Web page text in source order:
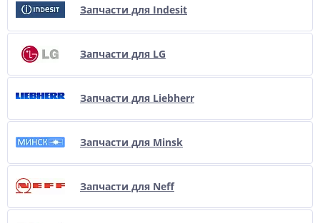
Запчасти для Indesit
Запчасти для LG
Запчасти для Liebherr
Запчасти для Minsk
Запчасти для Neff